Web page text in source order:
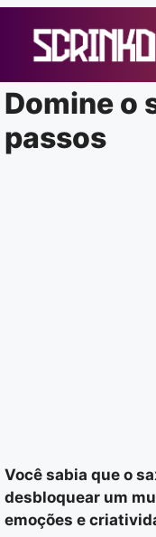
conteúdo
Domine o
passos
Você sabia que o
desbloquear um
emoções e